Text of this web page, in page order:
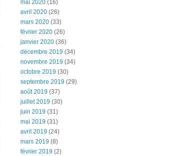
mai 2020 (16)
avril 2020 (26)
mars 2020 (33)
février 2020 (26)
janvier 2020 (36)
décembre 2019 (34)
novembre 2019 (34)
octobre 2019 (30)
septembre 2019 (29)
août 2019 (37)
juillet 2019 (30)
juin 2019 (31)
mai 2019 (31)
avril 2019 (24)
mars 2019 (8)
février 2019 (2)